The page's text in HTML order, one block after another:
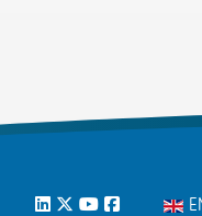
LinkedIn
Twitter
Youtube